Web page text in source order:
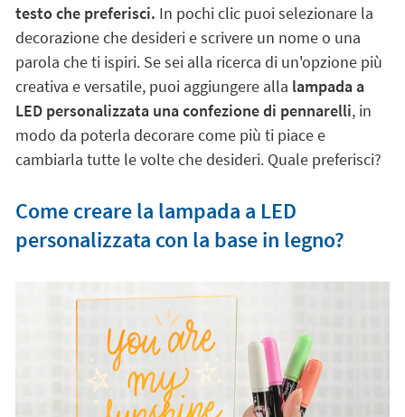
testo che preferisci. In pochi clic puoi selezionare la
decorazione che desideri e scrivere un nome o una
parola che ti ispiri. Se sei alla ricerca di un'opzione più
creativa e versatile, puoi aggiungere alla lampada a
LED personalizzata una confezione di pennarelli, in
modo da poterla decorare come più ti piace e
cambiarla tutte le volte che desideri. Quale preferisci?
Come creare la lampada a LED
personalizzata con la base in legno?